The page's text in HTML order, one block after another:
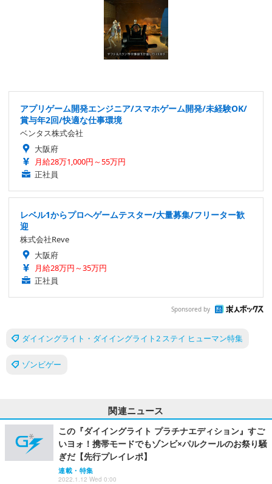
アプリゲーム開発エンジニア/スマホゲーム開発/未経験OK/
賞与年2回/快適な仕事環境
ベンタス株式会社
大阪府
月給28万1,000円～55万円
正社員
レベル1からプロへゲームテスター/大量募集/フリーター歓
迎
株式会社Reve
大阪府
月給28万円～35万円
正社員
Sponsored by
ダイイングライト・ダイイングライト2 ステイ ヒューマン特集
ゾンビゲー
関連ニュース
この『ダイイングライト プラチナエディション』すご
いヨォ！携帯モードでもゾンビ×パルクールのお祭り騒
ぎだ【先行プレイレポ】
連載・特集
2022.1.12 Wed 0:00